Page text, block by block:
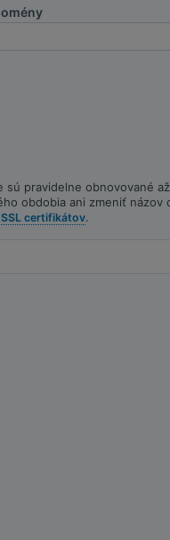
pravidelne obnovované
obdobia ani zmeniť názov
certifikátov.